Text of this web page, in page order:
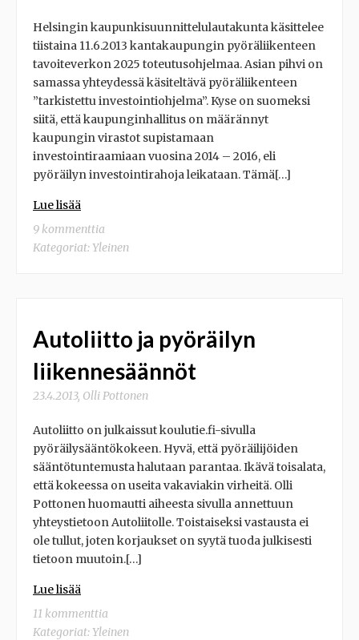
Helsingin kaupunkisuunnittelulautakunta käsittelee
tiistaina 11.6.2013 kantakaupungin pyöräliikenteen
tavoiteverkon 2025 toteutusohjelmaa. Asian pihvi on
samassa yhteydessä käsiteltävä pyöräliikenteen
”tarkistettu investointiohjelma”. Kyse on suomeksi
siitä, että kaupunginhallitus on määrännyt
kaupungin virastot supistamaan
investointiraamiaan vuosina 2014 – 2016, eli
pyöräilyn investointirahoja leikataan. Tämä[…]
Lue lisää
9 kommenttia
Kategoriat: Yleinen
Autoliitto ja pyöräilyn
liikennesäännöt
23.4.2013, Olli Pottonen
Autoliitto on julkaissut koulutie.fi-sivulla
pyöräilysääntökokeen. Hyvä, että pyöräilijöiden
sääntötuntemusta halutaan parantaa. Ikävä toisalata,
että kokeessa on useita vakaviakin virheitä. Olli
Pottonen huomautti aiheesta sivulla annettuun
yhteystietoon Autoliitolle. Toistaiseksi vastausta ei
ole tullut, joten korjaukset on syytä tuoda julkisesti
tietoon muutoin.[…]
Lue lisää
11 kommenttia
Kategoriat: Yleinen